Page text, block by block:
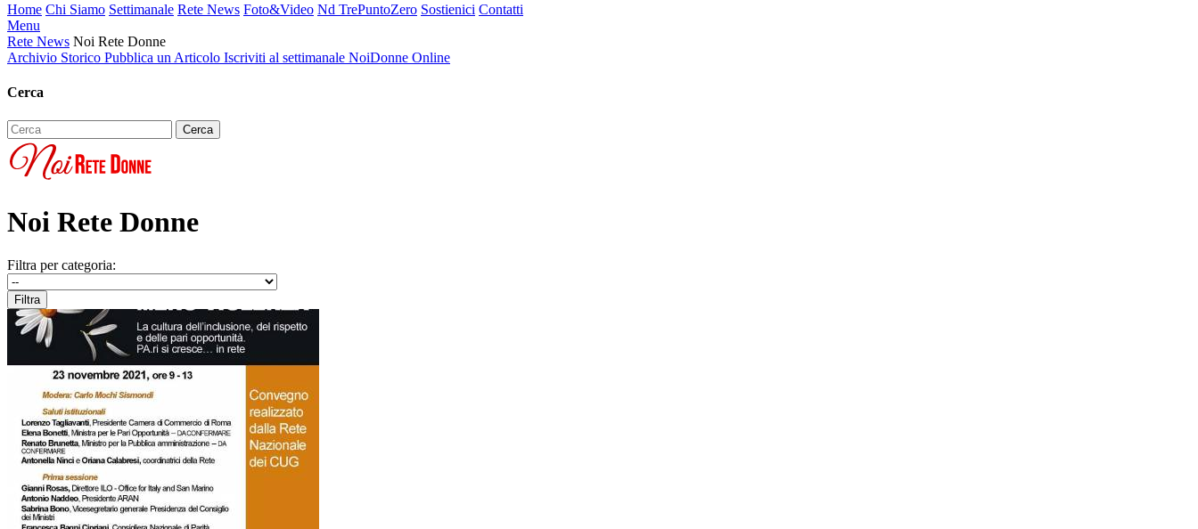
Home Chi Siamo Settimanale Rete News Foto&Video Nd TrePuntoZero Sostienici Contatti
Menu
Rete News Noi Rete Donne
Archivio Storico Pubblica un Articolo Iscriviti al settimanale NoiDonne Online
Cerca
Noi Rete Donne
Filtra per categoria: